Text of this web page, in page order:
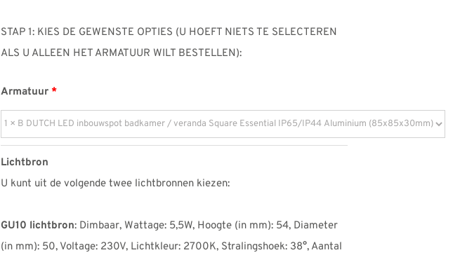
STAP 1: KIES DE GEWENSTE OPTIES (U HOEFT NIETS TE SELECTEREN
ALS U ALLEEN HET ARMATUUR WILT BESTELLEN):
Armatuur
Lichtbron
U kunt uit de volgende twee lichtbronnen kiezen:
GU10 lichtbron: Dimbaar, Wattage: 5,5W, Hoogte (in mm): 54, Diameter
(in mm): 50, Voltage: 230V, Lichtkleur: 2700K, Stralingshoek: 38°, Aantal